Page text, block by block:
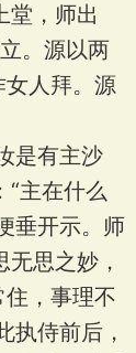
堂，师出
。源以两
人拜。源
是有主沙
“主在什么
垂开示。师
无思之妙，
，事理不
执侍前后，